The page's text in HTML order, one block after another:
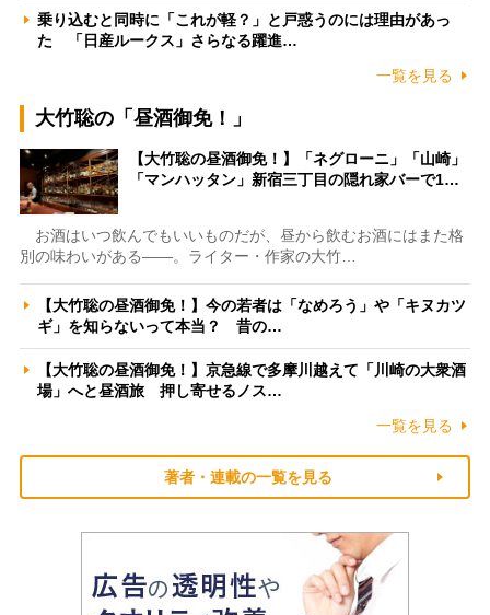
乗り込むと同時に「これが軽？」と戸惑うのには理由があっ
た 「日産ルークス」さらなる躍進…
一覧を見る
大竹聡の「昼酒御免！」
【大竹聡の昼酒御免！】「ネグローニ」「山崎」
「マンハッタン」新宿三丁目の隠れ家バーで1…
お酒はいつ飲んでもいいものだが、昼から飲むお酒にはまた格
別の味わいがある――。ライター・作家の大竹…
【大竹聡の昼酒御免！】今の若者は「なめろう」や「キヌカツ
ギ」を知らないって本当？ 昔の…
【大竹聡の昼酒御免！】京急線で多摩川越えて「川崎の大衆酒
場」へと昼酒旅 押し寄せるノス…
一覧を見る
著者・連載の一覧を見る